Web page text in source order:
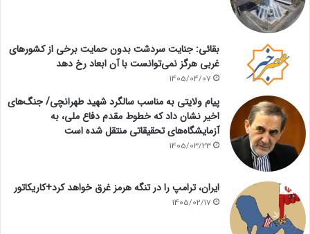
بقائی: جنایت سردشت بدون حمایت برخی از کشورهای
غربی هرگز نمی‌توانست با آن ابعاد رخ دهد
1405/04/07
پیام ولایتی به مناسب سالگرد شهید طهرانچی/ جنگ‌های
اخیر نشان داد که خطوط مقدم دفاع ملی، به
آزمایشگاه‌های تحقیقاتی منتقل شده است
1405/03/23
ایران، ترامپ را در تنگه هرمز غرق خواهد کرد+کاریکاتور
1405/02/17